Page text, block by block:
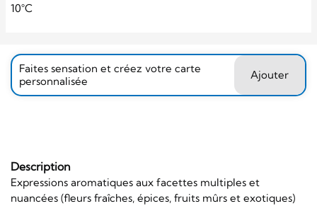
10°C
Faites sensation et créez votre carte
personnalisée
Ajouter
Description
Expressions aromatiques aux facettes multiples et
nuancées (fleurs fraîches, épices, fruits mûrs et exotiques)